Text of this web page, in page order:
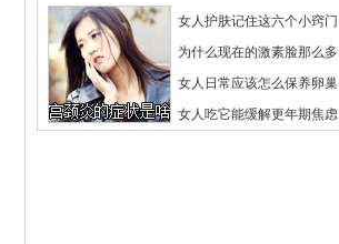
女人护肤记住这六个小窍门
为什么现在的激素脸那么多
女人日常应该怎么保养卵巢
女人吃它能缓解更年期焦虑